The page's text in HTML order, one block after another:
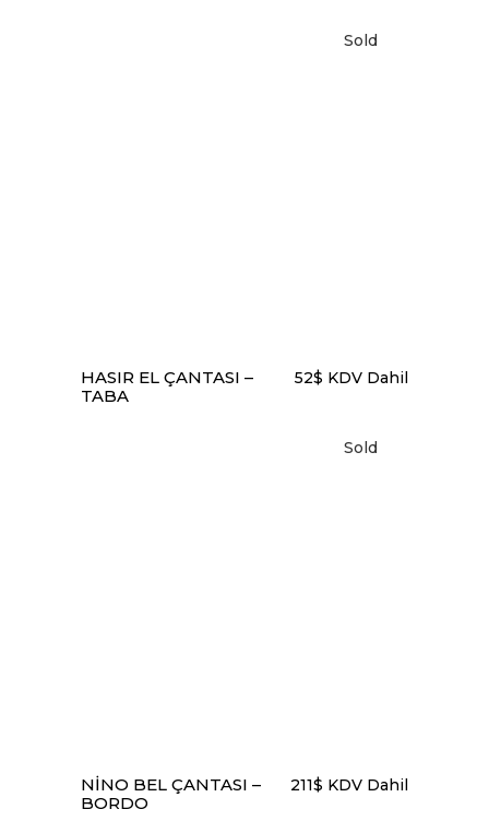
Sold
HASIR EL ÇANTASI –
TABA
52$ KDV Dahil
Sold
NINO BEL ÇANTASI –
BORDO
211$ KDV Dahil